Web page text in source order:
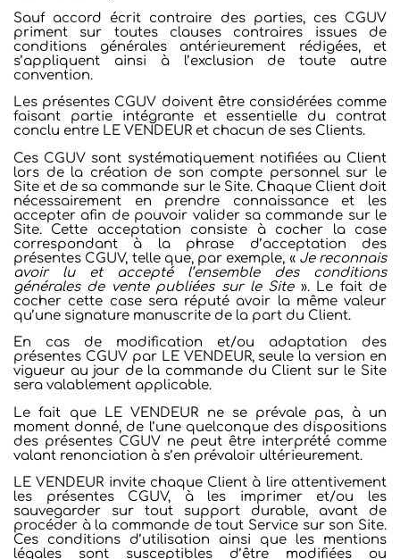
Sauf accord écrit contraire des parties, ces CGUV
priment sur toutes clauses contraires issues de
conditions générales antérieurement rédigées, et
s’appliquent ainsi à l’exclusion de toute autre
convention.
Les présentes CGUV doivent être considérées comme
faisant partie intégrante et essentielle du contrat
conclu entre LE VENDEUR et chacun de ses Clients.
Ces CGUV sont systématiquement notifiées au Client
lors de la création de son compte personnel sur le
Site et de sa commande sur le Site. Chaque Client doit
nécessairement en prendre connaissance et les
accepter afin de pouvoir valider sa commande sur le
Site. Cette acceptation consiste à cocher la case
correspondant à la phrase d’acceptation des
présentes CGUV, telle que, par exemple, « Je reconnais
avoir lu et accepté l’ensemble des conditions
générales de vente publiées sur le Site». Le fait de
cocher cette case sera réputé avoir la même valeur
qu’une signature manuscrite de la part du Client.
En cas de modification et/ou adaptation des
présentes CGUV par LE VENDEUR, seule la version en
vigueur au jour de la commande du Client sur le Site
sera valablement applicable.
Le fait que LE VENDEUR ne se prévale pas, à un
moment donné, de l’une quelconque des dispositions
des présentes CGUV ne peut être interprété comme
valant renonciation à s’en prévaloir ultérieurement.
LE VENDEUR invite chaque Client à lire attentivement
les présentes CGUV, à les imprimer et/ou les
sauvegarder sur tout support durable, avant de
procéder à la commande de tout Service sur son Site.
Ces conditions d’utilisation ainsi que les mentions
légales sont susceptibles d’être modifiées ou